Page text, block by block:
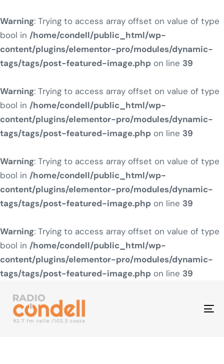
Warning: Trying to access array offset on value of type
bool in /home/condell/public_html/wp-
content/plugins/elementor-pro/modules/dynamic-
tags/tags/post-featured-image.php on line 39
Warning: Trying to access array offset on value of type
bool in /home/condell/public_html/wp-
content/plugins/elementor-pro/modules/dynamic-
tags/tags/post-featured-image.php on line 39
Warning: Trying to access array offset on value of type
bool in /home/condell/public_html/wp-
content/plugins/elementor-pro/modules/dynamic-
tags/tags/post-featured-image.php on line 39
Warning: Trying to access array offset on value of type
bool in /home/condell/public_html/wp-
content/plugins/elementor-pro/modules/dynamic-
tags/tags/post-featured-image.php on line 39